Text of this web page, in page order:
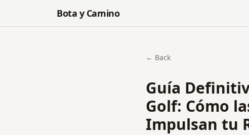
Bota y Camino
← Back
Guía
Golf: Cómo
Impulsan tu